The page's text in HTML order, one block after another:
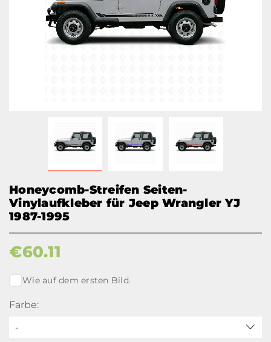
Honeycomb-Streifen Seiten-
Vinylaufkleber für Jeep Wrangler YJ
1987-1995
€60.11
Wie auf dem ersten Bild.
Farbe:
-